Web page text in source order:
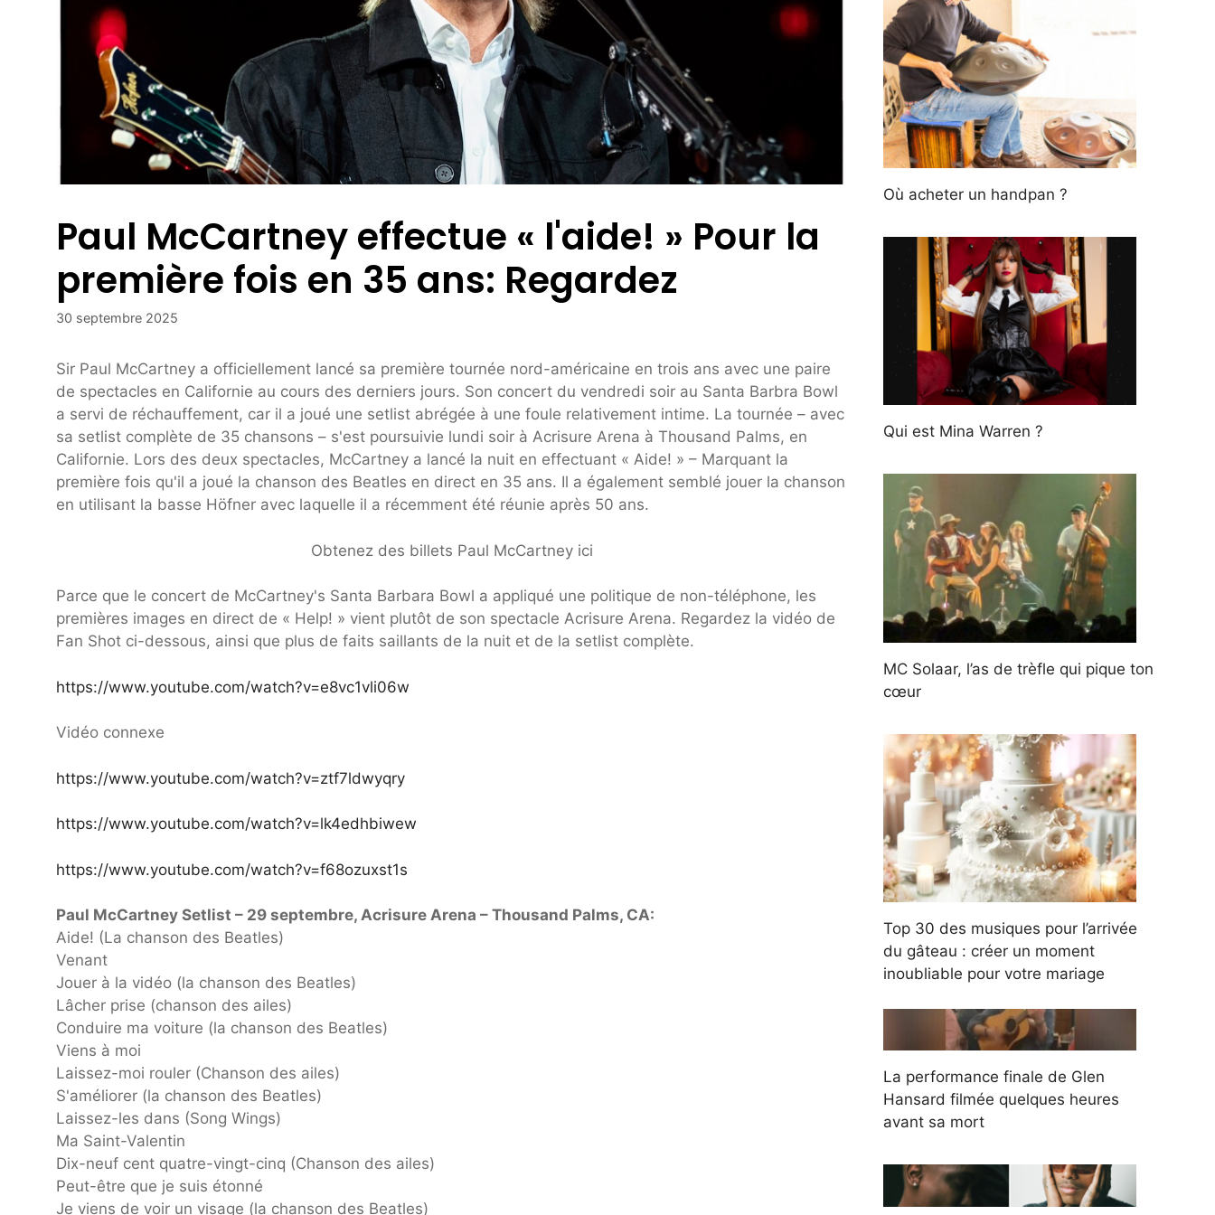
Paul McCartney effectue « l'aide! » Pour la
première fois en 35 ans: Regardez
30 septembre 2025
Sir Paul McCartney a officiellement lancé sa première tournée nord-américaine en trois ans avec une paire
de spectacles en Californie au cours des derniers jours. Son concert du vendredi soir au Santa Barbra Bowl
a servi de réchauffement, car il a joué une setlist abrégée à une foule relativement intime. La tournée – avec
sa setlist complète de 35 chansons – s'est poursuivie lundi soir à Acrisure Arena à Thousand Palms, en
Californie. Lors des deux spectacles, McCartney a lancé la nuit en effectuant « Aide! » – Marquant la
première fois qu'il a joué la chanson des Beatles en direct en 35 ans. Il a également semblé jouer la chanson
en utilisant la basse Höfner avec laquelle il a récemment été réunie après 50 ans.
Obtenez des billets Paul McCartney ici
Parce que le concert de McCartney's Santa Barbara Bowl a appliqué une politique de non-téléphone, les
premières images en direct de « Help! » vient plutôt de son spectacle Acrisure Arena. Regardez la vidéo de
Fan Shot ci-dessous, ainsi que plus de faits saillants de la nuit et de la setlist complète.
https://www.youtube.com/watch?v=e8vc1vli06w
Vidéo connexe
https://www.youtube.com/watch?v=ztf7ldwyqry
https://www.youtube.com/watch?v=lk4edhbiwew
https://www.youtube.com/watch?v=f68ozuxst1s
Paul McCartney Setlist – 29 septembre, Acrisure Arena – Thousand Palms, CA:
Aide! (La chanson des Beatles)
Venant
Jouer à la vidéo (la chanson des Beatles)
Lâcher prise (chanson des ailes)
Conduire ma voiture (la chanson des Beatles)
Viens à moi
Laissez-moi rouler (Chanson des ailes)
S'améliorer (la chanson des Beatles)
Laissez-les dans (Song Wings)
Ma Saint-Valentin
Dix-neuf cent quatre-vingt-cinq (Chanson des ailes)
Peut-être que je suis étonné
Je viens de voir un visage (la chanson des Beatles)
Où acheter un handpan ?
Qui est Mina Warren ?
MC Solaar, l’as de trèfle qui pique ton
cœur
Top 30 des musiques pour l’arrivée
du gâteau : créer un moment
inoubliable pour votre mariage
La performance finale de Glen
Hansard filmée quelques heures
avant sa mort